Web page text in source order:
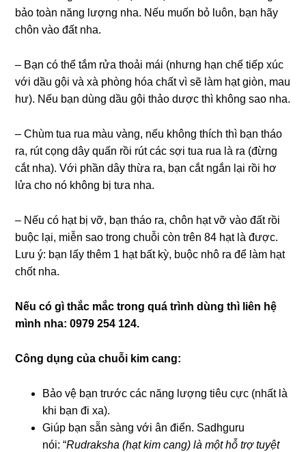
bảo toàn năng lượng nha. Nếu muốn bỏ luôn, bạn hãy
chôn vào đất nha.
– Bạn có thể tắm rửa thoải mái (nhưng hạn chế tiếp xúc
với dầu gội và xà phòng hóa chất vì sẽ làm hạt giòn, mau
hư). Nếu bạn dùng dầu gội thảo dược thì không sao nha.
– Chùm tua rua màu vàng, nếu không thích thì bạn tháo
ra, rút cọng dây quấn rồi rút các sợi tua rua là ra (đừng
cắt nha). Với phần dây thừa ra, bạn cắt ngắn lại rồi hơ
lửa cho nó không bị tưa nha.
– Nếu có hạt bị vỡ, bạn tháo ra, chôn hạt vỡ vào đất rồi
buộc lại, miễn sao trong chuỗi còn trên 84 hạt là được.
Lưu ý: bạn lấy thêm 1 hạt bất kỳ, buộc nhô ra để làm hạt
chốt nha.
Nếu có gì thắc mắc trong quá trình dùng thì liên hệ
mình nha: 0979 254 124.
Công dụng của chuỗi kim cang:
Bảo vệ bạn trước các năng lượng tiêu cực (nhất là
khi bạn đi xa).
Giúp bạn sẵn sàng với ân điển. Sadhguru
nói: “Rudraksha (hạt kim cang) là một hỗ trợ tuyệt